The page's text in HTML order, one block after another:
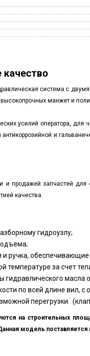
система с
манжет и
усилий оператора, для
и
и продажей запчастей
качества.
гидроузлу;
и ручка,
температуре за счет
гидравлического масла
по всей длине вил, с
перегрузки.
на строительных
модель поставляется